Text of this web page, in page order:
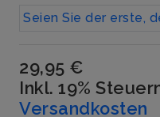
Seien Sie der erste,
29,95 €
Inkl. 19%
Versandkosten